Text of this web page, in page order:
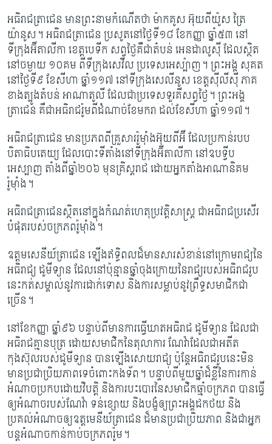
អធិរាជត្រាជេន មានព្រះនាមកំណើតថា ម៉ាកគូស អ៊ុយពីយ៉ូស ត្រៃ
យ៉ានូស។ អធិរាជត្រាជេន ប្រសូតនៅថ្ងៃទី១៨ ខែកញ្ញា ឆ្នាំ៥៣ នៅ
ទីក្រុងអ៊ីតាលីកា ខេត្តបេទីក សព្វថ្ងៃគឺជាតំបន់ អេនដាលូស៊ី ដែលស្ថិត
នៅចម្ងាយ ១០គម ពីទីក្រុងសេវីល ប្រទេសអេស្ប៉ាញ។ ព្រះអង្គ សុគត​
នៅ​ថ្ងៃទី៩ ខែសីហា ឆ្នាំ១១៧ នៅទីក្រុងសេលីនូស ខេត្តស៊ីលីស៊ី ភាគ
ខាងត្បូងតំបន់ អាណាតូលី ដែលជាប្រទេសទួរគីសព្វថ្ងៃ។ ព្រះអង្គ
ត្រាជេន គឹជាអធិរាជ​រ៉ូមពីដំណាច់ខែមករា ដល់ខែសីហា ឆ្នាំ១១៧។
អធិរាជត្រាជេន មានប្រភពពីគ្រួសាររ៉ូម៉ាំងអ៊ុយពីអ៊ី ដែលប្រកាន់របប
បិតាធិបតេយ្យ ដែលបោះ​ទីតាំង​នៅទីក្រុងអ៊ីតាលីកា នៅឧបទ្វីប
អេស្បាញ តាំងពីឆ្នាំ២០៦ មុនគ្រិស្តរាជ ដោយអ្នកតាំង​អាណានិគម
រ៉ូម៉ាំង។
អធិរាជត្រាជេនស្ថិតនៅក្នុងកំណត់ហេតុប្រវត្តិសាស្រ្ត ជាអធិរាជប្រសើរ
បំផុតរបស់​ចក្រភព​រ៉ូម៉ាំង។
ឧត្តមសេនីយ៍ត្រាជេន ឡើងឥទ្ធិពលដ៏មានសារសំខាន់នៅក្រោមរាជ្យនៃ
អធិរាជ្យ ដូមីទ្យាន ដែល​នៅប៉ុន្មានឆ្នាំចុងក្រោយនៃរាជ្យរបស់អធិរាជរូប
នេះកត់សម្គាល់នូវការដាក់ទោស និងការ​សម្លាប់​នូវព្រឹទ្ធសមាជិកជា
ច្រើន។
នៅខែកញ្ញា ឆ្នាំ៩៦ បន្ទាប់ពីមានការធ្វើឃាតអធិរាជ ដូមីទ្យាន ដែលជា
អធិរាជគ្មានបុត្រ ដោយសមាជិកនៃតុលាការ ណែវ៉ាដែលជាអតីត
កុងស៊ុលរបស់ដូមីទ្យាន បានឡើង​សោយរាជ្យ ប៉ុន្តែអធិរាជរូបនេះមិន
មានប្រជា​ប្រិយភាពទេចំពោះកងទ័ព។ បន្ទាប់ពីមួយឆ្នាំដ៏ខ្លី​នៃ​ការកាន់
អំណាចប្រកបដោយវិបត្តិ និងការបះបោរនៃសមាជិកឆ្មាំចក្រភព បានធ្វើ
ឲ្យអំណាច​របស់​ណែវ៉ា ទន់ខ្សោយ និងបង្ខំឲ្យព្រះអង្គដកថយ និង
ប្រគល់អំណាចឲ្យឧត្តមេនីយ៍ត្រាជេន ដ៏មានប្រជាប្រិយភាព និងជាអ្នក
បន្តអំណាចកាន់កាប់​ចក្រភពរ៉ូម។